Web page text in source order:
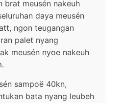
brat meusén nakeuh
daya meusén
ngon teugangan
palet nyang
meusén nyoe nakeuh
sampoë 40kn,
bata nyang leubeh